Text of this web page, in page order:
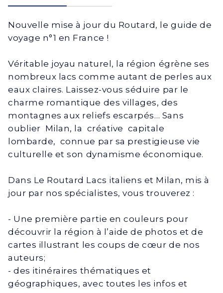
Nouvelle mise à jour du Routard, le guide de
voyage n°1 en France !
Véritable joyau naturel, la région égrène ses
nombreux lacs comme autant de perles aux
eaux claires. Laissez-vous séduire par le
charme romantique des villages, des
montagnes aux reliefs escarpés… Sans
oublier Milan, la créative capitale
lombarde, connue par sa prestigieuse vie
culturelle et son dynamisme économique.
Dans Le Routard Lacs italiens et Milan, mis à
jour par nos spécialistes, vous trouverez :
- Une première partie en couleurs pour
découvrir la région à l’aide de photos et de
cartes illustrant les coups de cœur de nos
auteurs;
- des itinéraires thématiques et
géographiques, avec toutes les infos et